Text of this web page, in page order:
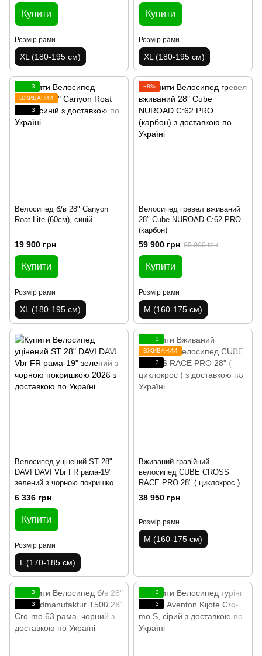
Купити
Розмір рами
XL (180-195 см)
Купити
Розмір рами
XL (180-195 см)
3
ВЖИВАНИЙ
3
Велосипед б/в 28" Canyon
Roat Lite (60см), синій
19 900 грн
Купити
Розмір рами
XL (180-195 см)
−8%
Велосипед гревел вживаний
28″ Cube NUROAD C:62 PRO
(карбон)
59 900 грн 65 000 грн
Купити
Розмір рами
M (160-175 см)
Велосипед уцінений ST 28"
DAVI DAVI Vbr FR рама-19"
зелений з чорною покришкою
2026
6 336 грн
Купити
Розмір рами
L (170-185 см)
3
ВЖИВАНИЙ
3
Вживаний гравійний
велосипед CUBE CROSS
RACE PRO 28" ( циклокрос )
38 950 грн
Розмір рами
M (160-175 см)
3
3
3
3